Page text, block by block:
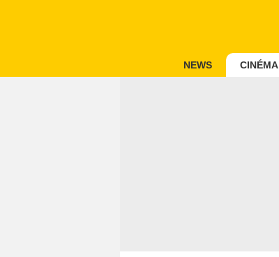
NEWS CINÉMA